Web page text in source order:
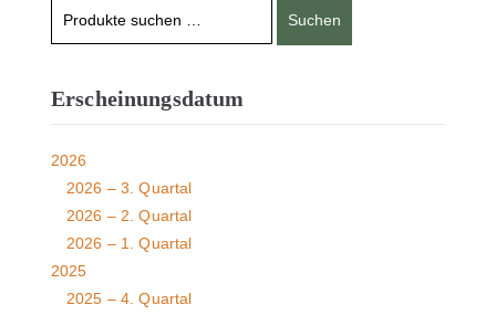
Suchen
Erscheinungsdatum
2026
2026 – 3. Quartal
2026 – 2. Quartal
2026 – 1. Quartal
2025
2025 – 4. Quartal